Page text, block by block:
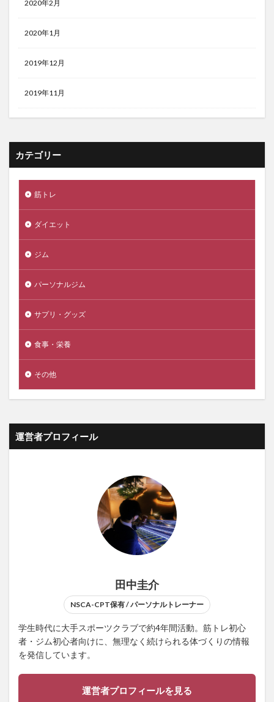
2020年2月
2020年1月
2019年12月
2019年11月
カテゴリー
筋トレ
ダイエット
ジム
パーソナルジム
サプリ・グッズ
食事・栄養
その他
運営者プロフィール
田中圭介
NSCA-CPT保有 / パーソナルトレーナー
学生時代に大手スポーツクラブで約4年間活動。筋トレ初心
者・ジム初心者向けに、無理なく続けられる体づくりの情報
を発信しています。
運営者プロフィールを見る